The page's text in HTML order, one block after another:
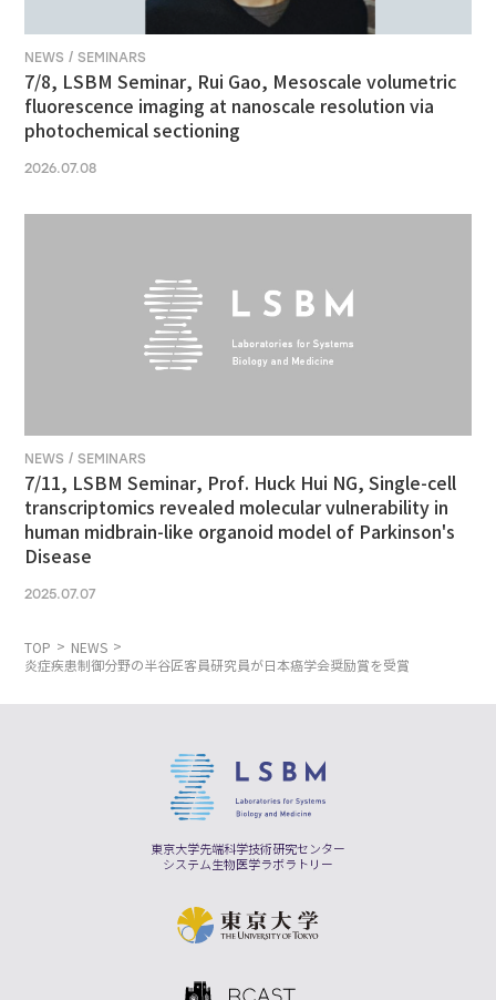
NEWS / SEMINARS
7/8, LSBM Seminar, Rui Gao, Mesoscale volumetric
fluorescence imaging at nanoscale resolution via
photochemical sectioning
2026.07.08
NEWS / SEMINARS
7/11, LSBM Seminar, Prof. Huck Hui NG, Single-cell
transcriptomics revealed molecular vulnerability in
human midbrain-like organoid model of Parkinson's
Disease
2025.07.07
TOP
NEWS
炎症疾患制御分野の半谷匠客員研究員が日本癌学会奨励賞を受賞
東京大学先端科学技術研究センター
システム生物医学ラボラトリー